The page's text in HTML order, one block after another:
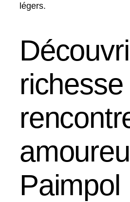
légers.
Paimpol